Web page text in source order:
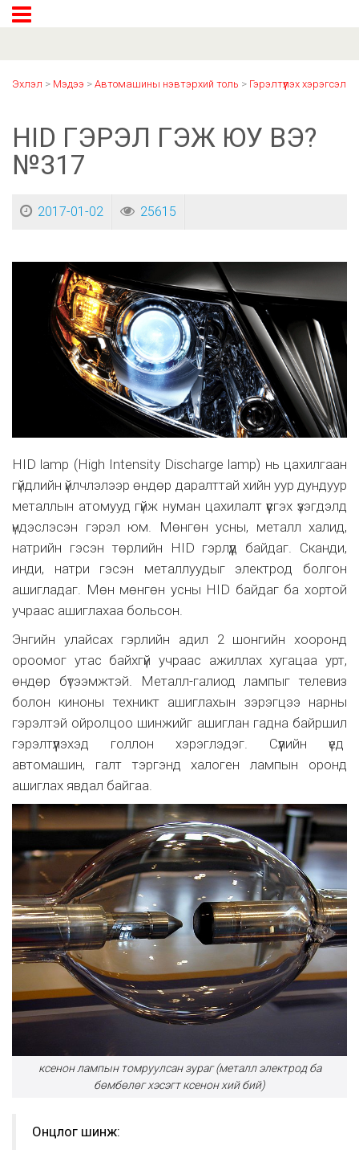
Эхлэл > Мэдээ > Автомашины нэвтэрхий толь > Гэрэлтүүлэх хэрэгсэл
HID ГЭРЭЛ ГЭЖ ЮУ ВЭ?
№317
2017-01-02 25615
HID lamp (High Intensity Discharge lamp) нь цахилгаан
гүйдлийн үйлчлэлээр өндөр даралттай хийн уур дундуур
металлын атомууд гүйж нуман цахилалт үүсгэх үзэгдэлд
үндэслэсэн гэрэл юм. Мөнгөн усны, металл халид,
натрийн гэсэн төрлийн HID гэрлүүд байдаг. Сканди,
инди, натри гэсэн металлуудыг электрoд болгон
ашигладаг. Мөн мөнгөн усны HID байдаг ба хортой
учраас ашиглахаа больсон.
Энгийн улайсах гэрлийн адил 2 шонгийн хооронд
ороомог утас байхгүй учраас ажиллах хугацаа урт,
өндөр бүтээмжтэй. Металл-галиод лампыг телевиз
болон киноны техникт ашиглахын зэрэгцээ нарны
гэрэлтэй ойролцоо шинжийг ашиглан гадна байршил
гэрэлтүүлэхэд голлон хэрэглэдэг. Сүүлийн үед
автомашин, галт тэргэнд халоген лампын оронд
ашиглах явдал байгаа.
ксенон лампын томруулсан зураг (металл электрод ба
бөмбөлөг хэсэгт ксенон хий бий)
Онцлог шинж: